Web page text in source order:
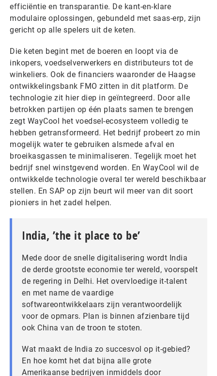
efficiëntie en transparantie. De kant-en-klare
modulaire oplossingen, gebundeld met saas-erp, zijn
gericht op alle spelers uit de keten.
Die keten begint met de boeren en loopt via de
inkopers, voedselverwerkers en distributeurs tot de
winkeliers. Ook de financiers waaronder de Haagse
ontwikkelingsbank FMO zitten in dit platform. De
technologie zit hier diep in geïntegreerd. Door alle
betrokken partijen op één plaats samen te brengen
zegt WayCool het voedsel-ecosysteem volledig te
hebben getransformeerd. Het bedrijf probeert zo min
mogelijk water te gebruiken alsmede afval en
broeikasgassen te minimaliseren. Tegelijk moet het
bedrijf snel winstgevend worden. En WayCool wil de
ontwikkelde technologie overal ter wereld beschikbaar
stellen. En SAP op zijn beurt wil meer van dit soort
pioniers in het zadel helpen.
India, ’the it place to be’
Mede door de snelle digitalisering wordt India
de derde grootste economie ter wereld, voorspelt
de regering in Delhi. Het overvloedige it-talent
en met name de vaardige
softwareontwikkelaars zijn verantwoordelijk
voor de opmars. Plan is binnen afzienbare tijd
ook China van de troon te stoten.
Wat maakt de India zo succesvol op it-gebied?
En hoe komt het dat bijna alle grote
Amerikaanse bedrijven inmiddels door